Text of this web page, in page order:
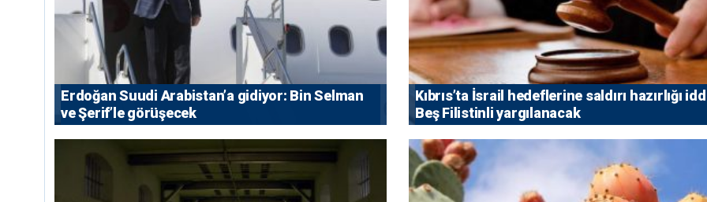
Erdoğan Suudi Arabistan’a gidiyor: Bin Selman
ve Şerif’le görüşecek
Kıbrıs’ta İsrail hedeflerine saldırı hazırlığı
Beş Filistinli yargılanacak